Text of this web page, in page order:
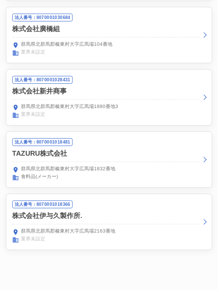
法人番号：8070001030684
株式会社廣橋組
群馬県北群馬郡榛東村大字広馬場104番地
業界未設定
法人番号：8070001028431
株式会社新井商事
群馬県北群馬郡榛東村大字広馬場1880番地3
業界未設定
法人番号：8070001018481
TAZURU株式会社
群馬県北群馬郡榛東村大字広馬場1832番地
食料品(メーカー)
法人番号：8070001018366
株式会社伊与久製作所.
群馬県北群馬郡榛東村大字広馬場2163番地
業界未設定